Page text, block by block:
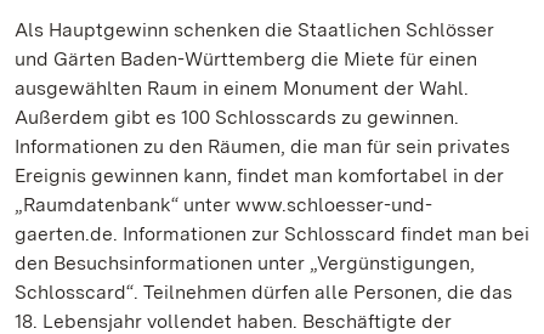
Als Hauptgewinn schenken die Staatlichen Schlösser
und Gärten Baden-Württemberg die Miete für einen
ausgewählten Raum in einem Monument der Wahl.
Außerdem gibt es 100 Schlosscards zu gewinnen.
Informationen zu den Räumen, die man für sein privates
Ereignis gewinnen kann, findet man komfortabel in der
„Raumdatenbank“ unter www.schloesser-und-
gaerten.de. Informationen zur Schlosscard findet man bei
den Besuchsinformationen unter „Vergünstigungen,
Schlosscard“. Teilnehmen dürfen alle Personen, die das
18. Lebensjahr vollendet haben. Beschäftigte der